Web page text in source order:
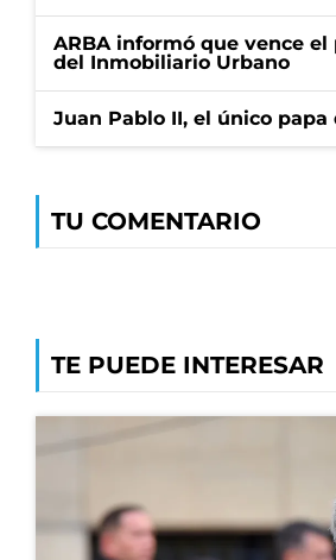
ARBA informó que vence
del Inmobiliario Urbano
Juan Pablo II, el único
TU COMENTARIO
TE PUEDE INTERESAR